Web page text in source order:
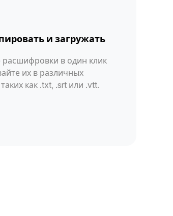
и загружать
расшифровки в один клик
их в различных
как .txt, .srt или .vtt.